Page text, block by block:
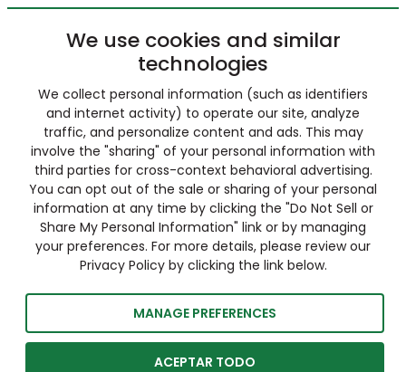
We use cookies and similar
technologies
We collect personal information (such as identifiers
and internet activity) to operate our site, analyze
traffic, and personalize content and ads. This may
involve the "sharing" of your personal information with
third parties for cross-context behavioral advertising.
You can opt out of the sale or sharing of your personal
information at any time by clicking the "Do Not Sell or
Share My Personal Information" link or by managing
your preferences. For more details, please review our
Privacy Policy by clicking the link below.
MANAGE PREFERENCES
ACEPTAR TODO